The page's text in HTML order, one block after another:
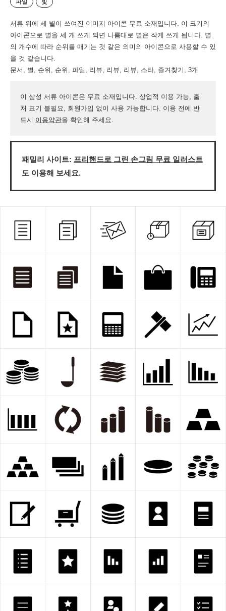
파일 빛
서류 위에 세 별이 쓰여진 이미지 아이콘 무료 소재입니다. 이 크기의
아이콘으로 별을 세 개 쓰게 되면 나름대로 별은 작게 쓰게 됩니다. 별
의 개수에 따라 순위를 매기는 것 같은 의미의 아이콘으로 사용할 수 있
을 것 같습니다.
문서, 별, 순위, 순위, 파일, 리뷰, 리뷰, 리뷰, 스타, 즐겨찾기, 3개
이 삼성 서류 아이콘은 무료 소재입니다. 상업적 이용 가능, 출
처 표기 불필요, 회원가입 없이 사용 가능합니다. 이용 전에 반
드시 이용약관을 확인해 주세요.
패밀리 사이트: 프리핸드로 그린 손그림 무료 일러스트
도 이용해 보세요.